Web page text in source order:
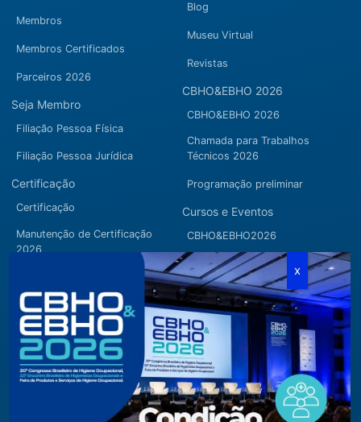
Membros
Membros Certificados
Parceiros 2026
Seja Membro
Filiação Pessoa Física
Filiação Pessoa Jurídica
Certificação
Certificação
Manutenção de Certificação
2026
Blog
Museu Virtual
Revistas
CBHO&EBHO 2026
CBHO&EBHO 2026
Chamada para Trabalhos
Técnicos 2026
Programação preliminar
Cursos e Eventos
CBHO&EBHO2026
Cursos Modulares
Eventos Apoiados
Eventos Regionais
Loja